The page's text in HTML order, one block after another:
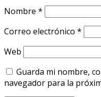
Nombre *
Correo electrónico *
Web
Guarda mi nombre,
navegador para la